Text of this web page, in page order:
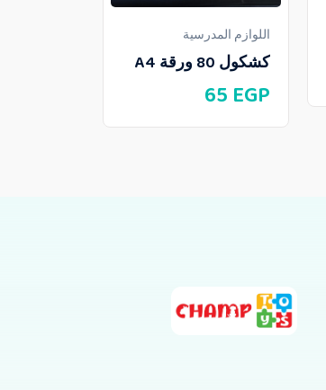
اللوازم المدرسية
كشكول 80 ورقة A4
65 EGP